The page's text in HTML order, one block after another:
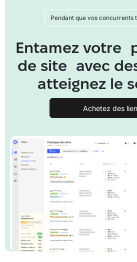
Pendant que vos concurrents
Entamez votre
de site avec
atteignez le
Achetez des